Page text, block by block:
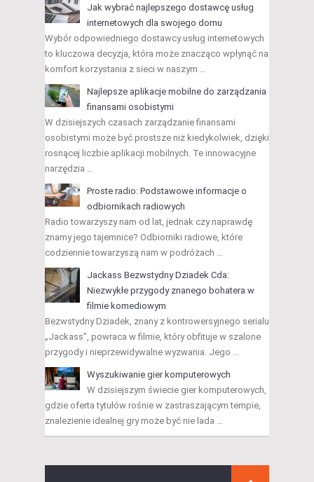
Jak wybrać najlepszego dostawcę usług
internetowych dla swojego domu
Wybór odpowiedniego dostawcy usług internetowych
to kluczowa decyzja, która może znacząco wpłynąć na
komfort korzystania z sieci w naszym …
Najlepsze aplikacje mobilne do zarządzania
finansami osobistymi
W dzisiejszych czasach zarządzanie finansami
osobistymi może być prostsze niż kiedykolwiek, dzięki
rosnącej liczbie aplikacji mobilnych. Te innowacyjne
narzędzia …
Proste radio: Podstawowe informacje o
odbiornikach radiowych
Radio towarzyszy nam od lat, jednak czy naprawdę
znamy jego tajemnice? Odbiorniki radiowe, które
codziennie towarzyszą nam w podróżach …
Jackass Bezwstydny Dziadek Cda:
Niezwykłe przygody znanego bohatera w
filmie komediowym
Bezwstydny Dziadek, znany z kontrowersyjnego serialu
„Jackass”, powraca w filmie, który obfituje w szalone
przygody i nieprzewidywalne wyzwania. Jego …
Wyszukiwanie gier komputerowych
W dzisiejszym świecie gier komputerowych,
gdzie oferta tytułów rośnie w zastraszającym tempie,
znalezienie idealnej gry może być nie lada …